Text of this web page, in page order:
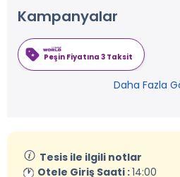
Kampanyalar
Peşin Fiyatına 3 Taksit
Daha Fazla
Tesis ile ilgili notlar
Otele Giriş Saati :14:00